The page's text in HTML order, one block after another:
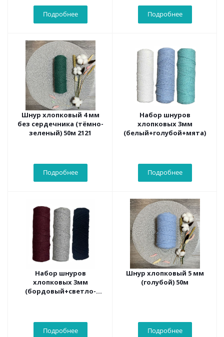
Подробнее Подробнее
Шнур хлопковый 4 мм
без сердечника (тёмно-
зеленый) 50м 2121
Подробнее
Набор шнуров
хлопковых 3мм
(белый+голубой+мята)
Подробнее
Набор шнуров
хлопковых 3мм
(бордовый+светло-
Подробнее
Шнур хлопковый 5 мм
(голубой) 50м
Подробнее